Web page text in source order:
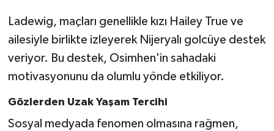
Ladewig, maçları genellikle kızı Hailey True ve
ailesiyle birlikte izleyerek Nijeryalı golcüye destek
veriyor. Bu destek, Osimhen'in sahadaki
motivasyonunu da olumlu yönde etkiliyor.
Gözlerden Uzak Yaşam Tercihi
Sosyal medyada fenomen olmasına rağmen,